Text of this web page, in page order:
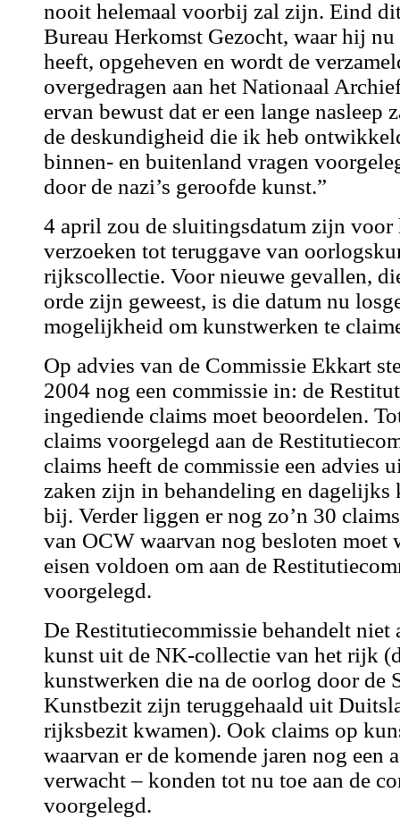
nooit helemaal voorbij zal zijn. Eind
Bureau Herkomst Gezocht, waar hij
heeft, opgeheven en wordt de
overgedragen aan het Nationaal
ervan bewust dat er een lange nasleep
de deskundigheid die ik heb
binnen- en buitenland vragen
door de nazi’s geroofde kunst.”
4 april zou de sluitingsdatum zijn voor
verzoeken tot teruggave van
rijkscollectie. Voor nieuwe gevallen,
orde zijn geweest, is die datum nu
mogelijkheid om kunstwerken te
Op advies van de Commissie Ekkart
2004 nog een commissie in: de
ingediende claims moet beoordelen.
claims voorgelegd aan de
claims heeft de commissie een advies
zaken zijn in behandeling en dagelijks
bij. Verder liggen er nog zo’n 30
van OCW waarvan nog besloten moet
eisen voldoen om aan de
voorgelegd.
De Restitutiecommissie behandelt niet
kunst uit de NK-collectie van het rijk
kunstwerken die na de oorlog door de
Kunstbezit zijn teruggehaald uit
rijksbezit kwamen). Ook claims op
waarvan er de komende jaren nog een
verwacht – konden tot nu toe aan de
voorgelegd.